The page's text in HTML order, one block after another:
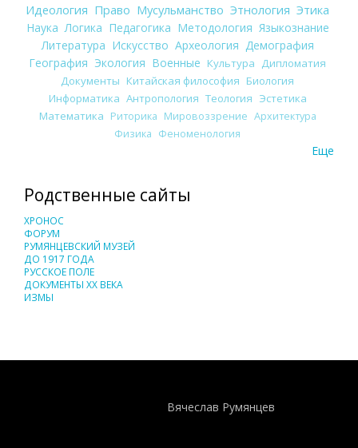
Идеология Право Мусульманство Этнология Этика
Наука Логика Педагогика Методология Языкознание
Литература Искусство Археология Демография
География Экология Военные Культура
Дипломатия
Документы Китайская философия Биология
Информатика Антропология Теология Эстетика
Математика Риторика Мировоззрение Архитектура
Физика Феноменология
Еще
Родственные сайты
ХРОНОС
ФОРУМ
РУМЯНЦЕВСКИЙ МУЗЕЙ
ДО 1917 ГОДА
РУССКОЕ ПОЛЕ
ДОКУМЕНТЫ XX ВЕКА
ИЗМЫ
Вячеслав Румянцев